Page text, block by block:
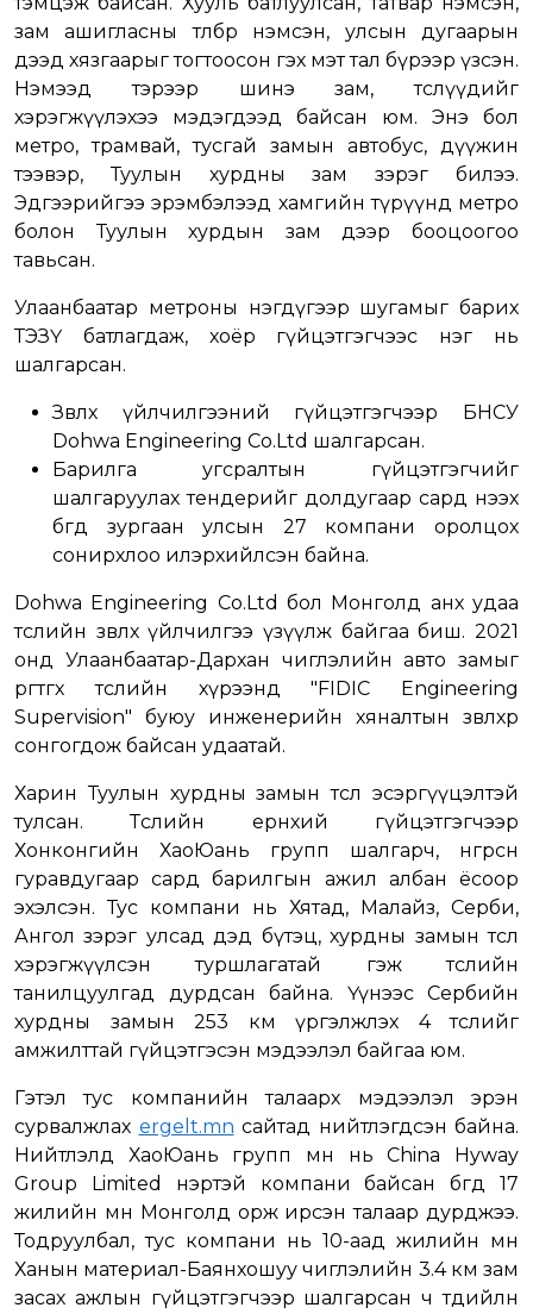
зам ашигласны төлбөр нэмсэн, улсын дугаарын
дээд хязгаарыг тогтоосон гэх мэт тал бүрээр үзсэн.
Нэмээд тэрээр шинэ зам, төслүүдийг
хэрэгжүүлэхээ мэдэгдээд байсан юм. Энэ бол
метро, трамвай, тусгай замын автобус, дүүжин
тээвэр, Туулын хурдны зам зэрэг билээ.
Эдгээрийгээ эрэмбэлээд хамгийн түрүүнд метро
болон Туулын хурдын зам дээр бооцоогоо
тавьсан.
Улаанбаатар метроны нэгдүгээр шугамыг барих
ТЭЗҮ батлагдаж, хоёр гүйцэтгэгчээс нэг нь
шалгарсан.
Зөвлөх үйлчилгээний гүйцэтгэгчээр БНСУ
Dohwa Engineering Co.Ltd шалгарсан.
Барилга угсралтын гүйцэтгэгчийг
шалгаруулах тендерийг долдугаар сард нээх
бөгөөд зургаан улсын 27 компани оролцох
сонирхлоо илэрхийлсэн байна.
Dohwa Engineering Co.Ltd бол Монголд анх удаа
төслийн зөвлөх үйлчилгээ үзүүлж байгаа биш. 2021
онд Улаанбаатар-Дархан чиглэлийн авто замыг
өргөтгөх төслийн хүрээнд "FIDIC Engineering
Supervision" буюу инженерийн хяналтын зөвлөхөөр
сонгогдож байсан удаатай.
Харин Туулын хурдны замын төсөл эсэргүүцэлтэй
тулсан. Төслийн ерөнхий гүйцэтгэгчээр
Хонконгийн ХаоЮань групп шалгарч, өнгөрсөн
гуравдугаар сард барилгын ажил албан ёсоор
эхэлсэн. Тус компани нь Хятад, Малайз, Серби,
Ангол зэрэг улсад дэд бүтэц, хурдны замын төсөл
хэрэгжүүлсэн туршлагатай гэж төслийн
танилцуулгад дурдсан байна. Үүнээс Сербийн
хурдны замын 253 км үргэлжлэх 4 төслийг
амжилттай гүйцэтгэсэн мэдээлэл байгаа юм.
Гэтэл тус компанийн талаарх мэдээлэл эрэн
сурвалжлах ergelt.mn сайтад нийтлэгдсэн байна.
Нийтлэлд ХаоЮань групп өмнө нь China Hyway
Group Limited нэртэй компани байсан бөгөөд 17
жилийн өмнө Монголд орж ирсэн талаар дурджээ.
Тодруулбал, тус компани нь 10-аад жилийн өмнө
Ханын материал-Баянхошуу чиглэлийн 3.4 км зам
засах ажлын гүйцэтгэгчээр шалгарсан ч төдийлөн